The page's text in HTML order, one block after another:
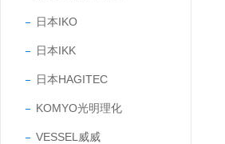
日本IKO
日本IKK
日本HAGITEC
KOMYO光明理化
VESSEL威威